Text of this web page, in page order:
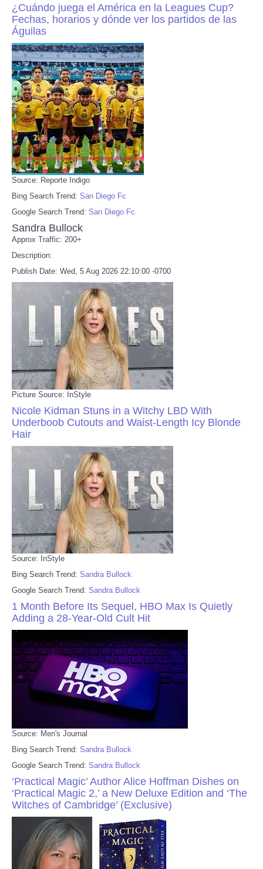
¿Cuándo juega el América en la Leagues Cup?
Fechas, horarios y dónde ver los partidos de las
Águilas
Source: Reporte Indigo
Bing Search Trend: San Diego Fc
Google Search Trend: San Diego Fc
Sandra Bullock
Approx Traffic: 200+
Description:
Publish Date: Wed, 5 Aug 2026 22:10:00 -0700
Picture Source: InStyle
Nicole Kidman Stuns in a Witchy LBD With
Underboob Cutouts and Waist-Length Icy Blonde
Hair
Source: InStyle
Bing Search Trend: Sandra Bullock
Google Search Trend: Sandra Bullock
1 Month Before Its Sequel, HBO Max Is Quietly
Adding a 28-Year-Old Cult Hit
Source: Men's Journal
Bing Search Trend: Sandra Bullock
Google Search Trend: Sandra Bullock
‘Practical Magic’ Author Alice Hoffman Dishes on
‘Practical Magic 2,’ a New Deluxe Edition and ‘The
Witches of Cambridge’ (Exclusive)